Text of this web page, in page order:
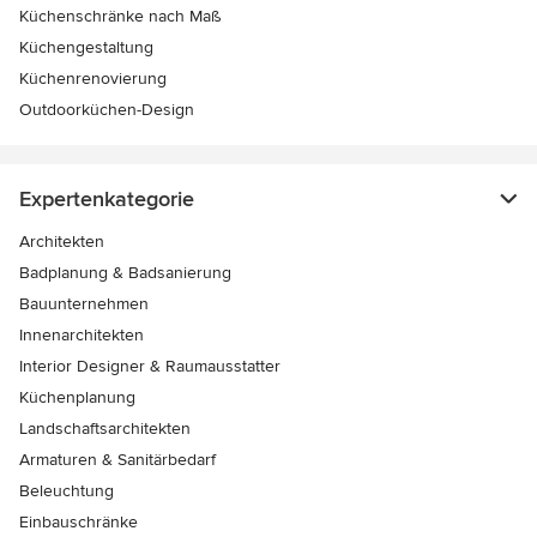
Küchenschränke nach Maß
Küchengestaltung
Küchenrenovierung
Outdoorküchen-Design
Expertenkategorie
Architekten
Badplanung & Badsanierung
Bauunternehmen
Innenarchitekten
Interior Designer & Raumausstatter
Küchenplanung
Landschaftsarchitekten
Armaturen & Sanitärbedarf
Beleuchtung
Einbauschränke